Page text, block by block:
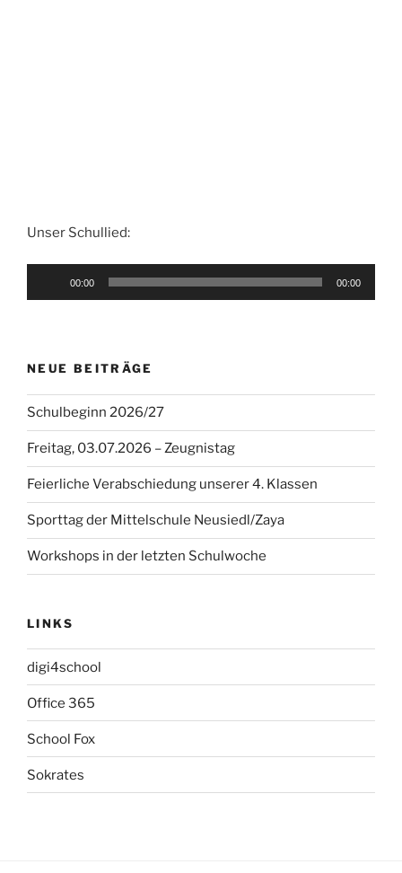
Unser Schullied:
00:00 00:00
NEUE BEITRÄGE
Schulbeginn 2026/27
Freitag, 03.07.2026 – Zeugnistag
Feierliche Verabschiedung unserer 4. Klassen
Sporttag der Mittelschule Neusiedl/Zaya
Workshops in der letzten Schulwoche
LINKS
digi4school
Office 365
School Fox
Sokrates